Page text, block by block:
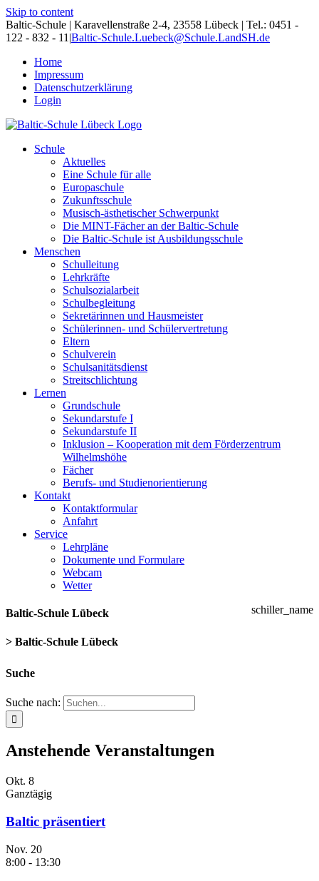
Skip to content
Baltic-Schule | Karavellenstraße 2-4, 23558 Lübeck | Tel.: 0451 -
122 - 832 - 11 |Baltic-Schule.Luebeck@Schule.LandSH.de
Home
Impressum
Datenschutzerklärung
Login
Schule
Aktuelles
Eine Schule für alle
Europaschule
Zukunftsschule
Musisch-ästhetischer Schwerpunkt
Die MINT-Fächer an der Baltic-Schule
Die Baltic-Schule ist Ausbildungsschule
Menschen
Schulleitung
Lehrkräfte
Schulsozialarbeit
Schulbegleitung
Sekretärinnen und Hausmeister
Schülerinnen- und Schülervertretung
Eltern
Schulverein
Schulsanitätsdienst
Streitschlichtung
Lernen
Grundschule
Sekundarstufe I
Sekundarstufe II
Inklusion – Kooperation mit dem Förderzentrum
Wilhelmshöhe
Fächer
Berufs- und Studienorientierung
Kontakt
Kontaktformular
Anfahrt
Service
Lehrpläne
Dokumente und Formulare
Webcam
Wetter
schiller_name
Suche
Suche nach:
Anstehende Veranstaltungen
Okt. 8
Ganztägig
Baltic präsentiert
Nov. 20
8:00 - 13:30
Baltic-Schule Lübeck
> Baltic-Schule Lübeck